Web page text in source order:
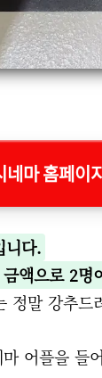
네마 홈페이
니다.
액으로 2명
정말 강추드
어플을 들